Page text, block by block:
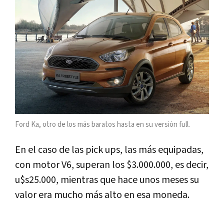
Ford Ka, otro de los más baratos hasta en su versión full.
En el caso de las pick ups, las más equipadas,
con motor V6, superan los $3.000.000, es decir,
u$s25.000, mientras que hace unos meses su
valor era mucho más alto en esa moneda.